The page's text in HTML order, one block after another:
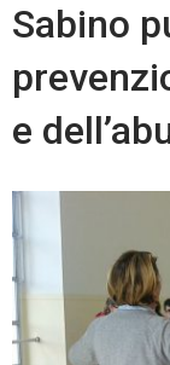
Sabino
e